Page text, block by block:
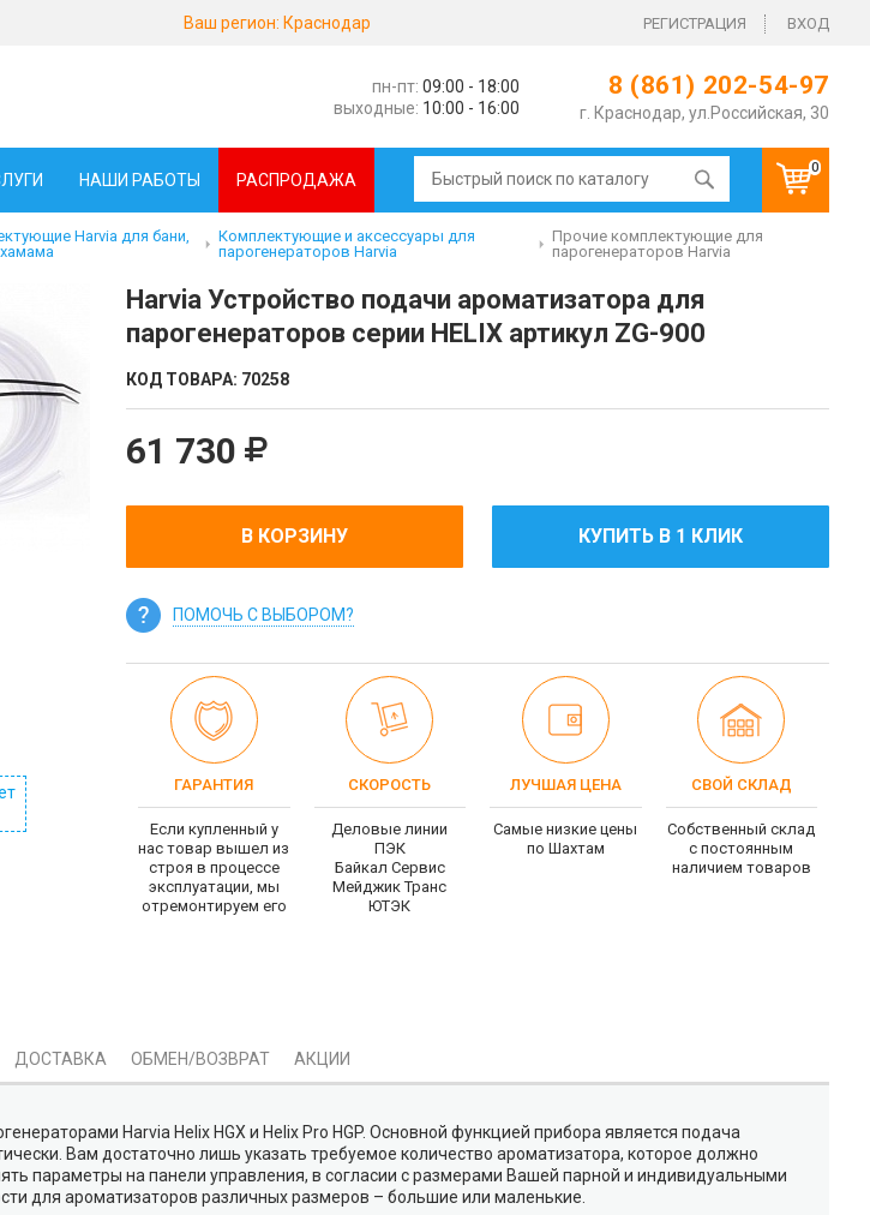
Ваш регион: Краснодар РЕГИСТРАЦИЯ ВХОД
пн-пт: 09:00 - 18:00
выходные: 10:00 - 16:00
8 (861) 202-54-97
г. Краснодар, ул.Российская, 30
НАШИ РАБОТЫ РАСПРОДАЖА
0
Harvia для бани,
Комплектующие и аксессуары для
парогенераторов Harvia
Прочие комплектующие для
парогенераторов Harvia
Harvia Устройство подачи ароматизатора для
парогенераторов серии HELIX артикул ZG-900
КОД ТОВАРА: 70258
61 730
В КОРЗИНУ КУПИТЬ В 1 КЛИК
ПОМОЧЬ С ВЫБОРОМ?
ГАРАНТИЯ
Если купленный у
нас товар вышел из
строя в процессе
эксплуатации, мы
отремонтируем его
СКОРОСТЬ
Деловые линии
ПЭК
Байкал Сервис
Мейджик Транс
ЮТЭК
ЛУЧШАЯ ЦЕНА
Самые низкие цены
по Шахтам
СВОЙ СКЛАД
Собственный склад
c постоянным
наличием товаров
ДОСТАВКА ОБМЕН/ВОЗВРАТ АКЦИИ
Harvia Helix HGX и Helix Pro HGP. Основной функцией прибора является подача
Вам достаточно лишь указать требуемое количество ароматизатора, которое должно
параметры на панели управления, в согласии с размерами Вашей парной и индивидуальными
для ароматизаторов различных размеров – большие или маленькие.